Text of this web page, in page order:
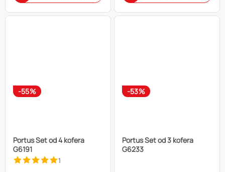
-55%
Portus Set od 4 kofera
G6191
1
-53%
Portus Set od 3 kofera
G6233